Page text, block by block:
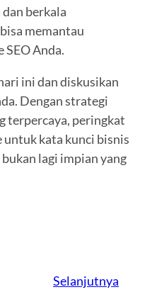
berkala
memantau
SEO Anda.
ini dan diskusikan
Dengan strategi
terpercaya, peringkat
untuk kata kunci bisnis
lagi impian yang
Selanjutnya